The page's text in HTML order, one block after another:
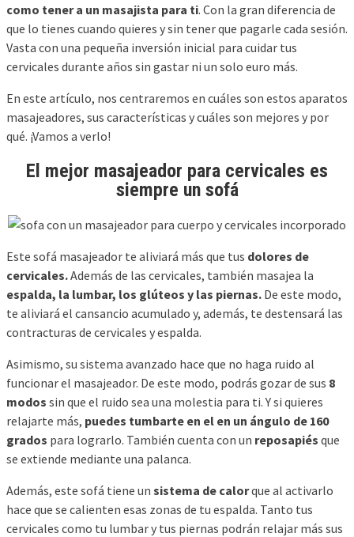
como tener a un masajista para ti. Con la gran diferencia de
que lo tienes cuando quieres y sin tener que pagarle cada sesión.
Vasta con una pequeña inversión inicial para cuidar tus
cervicales durante años sin gastar ni un solo euro más.
En este artículo, nos centraremos en cuáles son estos aparatos
masajeadores, sus características y cuáles son mejores y por
qué. ¡Vamos a verlo!
El mejor masajeador para cervicales es
siempre un sofá
Este sofá masajeador te aliviará más que tus dolores de
cervicales.Además de las cervicales, también masajea la
espalda, la lumbar, los glúteos y las piernas. De este modo,
te aliviará el cansancio acumulado y, además, te destensará las
contracturas de cervicales y espalda.
Asimismo, su sistema avanzado hace que no haga ruido al
funcionar el masajeador. De este modo, podrás gozar de sus 8
modos sin que el ruido sea una molestia para ti. Y si quieres
relajarte más, puedes tumbarte en el en un ángulo de 160
grados para lograrlo. También cuenta con un reposapiés que
se extiende mediante una palanca.
Además, este sofá tiene un sistema de calorque al activarlo
hace que se calienten esas zonas de tu espalda. Tanto tus
cervicales como tu lumbar y tus piernas podrán relajar más sus